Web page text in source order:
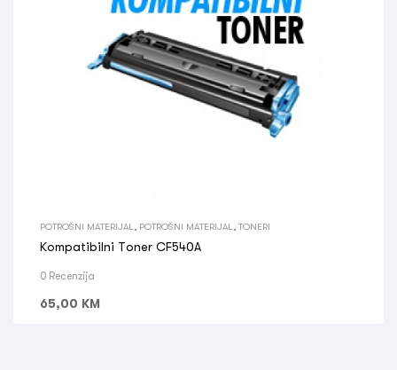
POTROŠNI MATERIJAL POTROŠNI MATERIJAL TONERI
Kompatibilni Toner CF540A
0 Recenzija
65,00 KM